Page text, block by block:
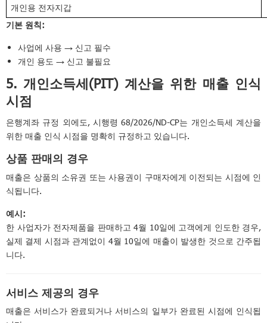
개인용 전자지갑
기본 원칙:
사업에 사용 → 신고 필수
개인 용도 → 신고 불필요
5. 개인소득세(PIT) 계산을 위한 매출 인식
시점
은행계좌 규정 외에도, 시행령 68/2026/ND-CP는 개인소득세 계산을
위한 매출 인식 시점을 명확히 규정하고 있습니다.
상품 판매의 경우
매출은 상품의 소유권 또는 사용권이 구매자에게 이전되는 시점에 인
식됩니다.
예시:
한 사업자가 전자제품을 판매하고 4월 10일에 고객에게 인도한 경우,
실제 결제 시점과 관계없이 4월 10일에 매출이 발생한 것으로 간주됩
니다.
서비스 제공의 경우
매출은 서비스가 완료되거나 서비스의 일부가 완료된 시점에 인식됩